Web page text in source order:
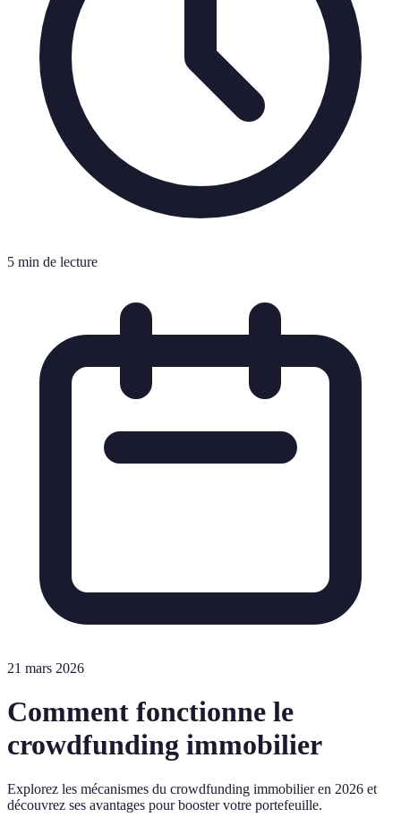
5 min de lecture
21 mars 2026
Comment fonctionne le
crowdfunding immobilier
Explorez les mécanismes du crowdfunding immobilier en 2026 et
découvrez ses avantages pour booster votre portefeuille.